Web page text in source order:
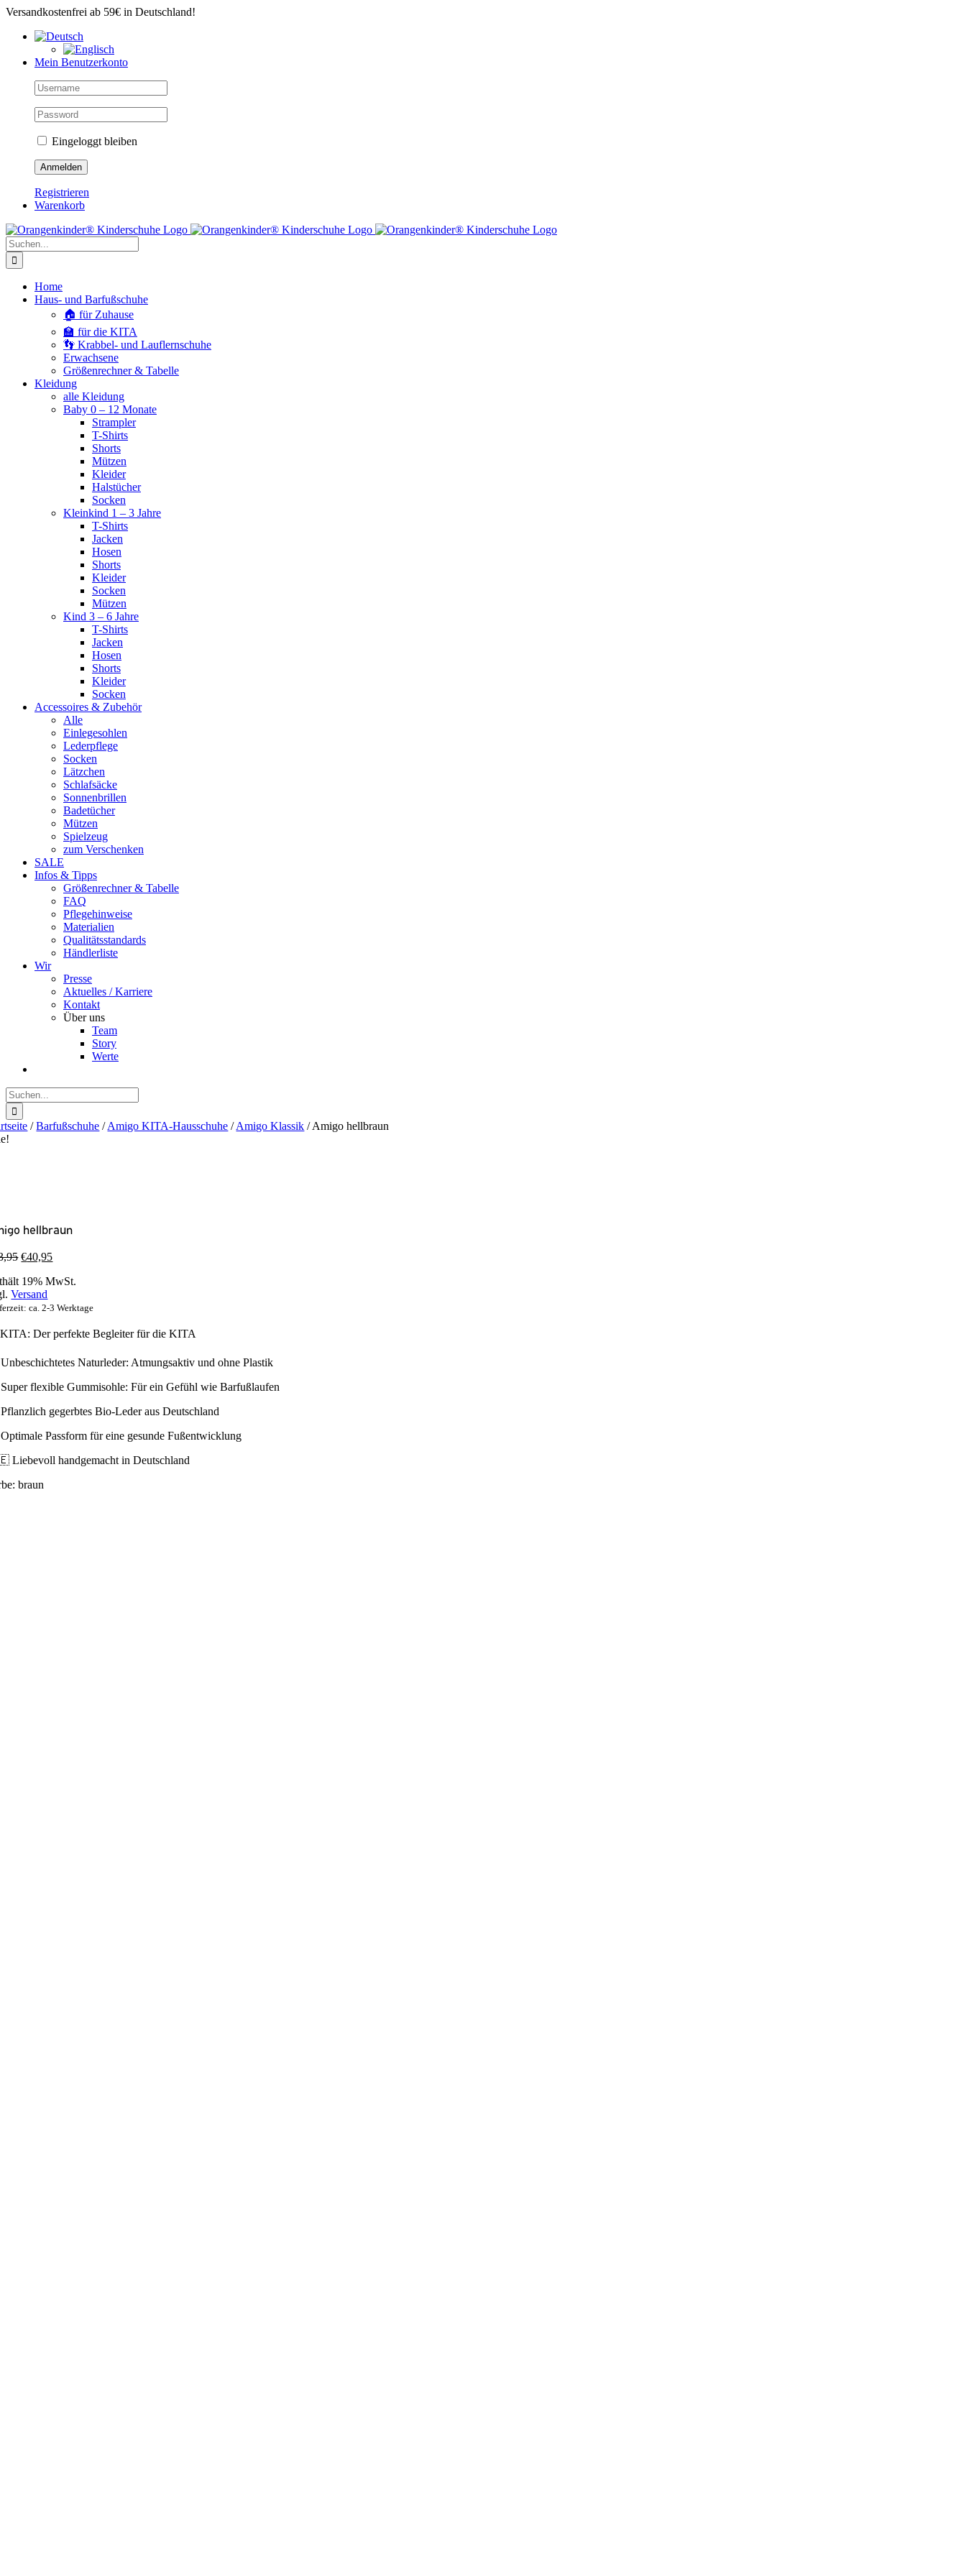
Zum
springen
Versandkostenfrei ab 59€ in Deutschland!
Mein Benutzerkonto
Eingeloggt bleiben
Registrieren
Warenkorb
Suche
nach:
Home
Haus- und Barfußschuhe
🏠 für Zuhause
🏫 für die KITA
👣 Krabbel- und Lauflernschuhe
Erwachsene
Größenrechner & Tabelle
Kleidung
alle Kleidung
Baby 0 – 12 Monate
Strampler
T-Shirts
Shorts
Mützen
Kleider
Halstücher
Socken
Kleinkind 1 – 3 Jahre
T-Shirts
Jacken
Hosen
Shorts
Kleider
Socken
Mützen
Kind 3 – 6 Jahre
T-Shirts
Jacken
Hosen
Shorts
Kleider
Socken
Accessoires & Zubehör
Alle
Einlegesohlen
Lederpflege
Socken
Lätzchen
Schlafsäcke
Sonnenbrillen
Badetücher
Mützen
Spielzeug
zum Verschenken
SALE
Infos & Tipps
Größenrechner & Tabelle
FAQ
Pflegehinweise
Materialien
Qualitätsstandards
Händlerliste
Wir
Presse
Aktuelles / Karriere
Kontakt
Über uns
Team
Story
Werte
Suche
nach:
/Barfußschuhe /Amigo KITA-Hausschuhe /Amigo Klassik /Amigo hellbraun
hellbraun
€40,95
19% MwSt.
Versand
ca. 2-3 Werktage
Der perfekte Begleiter für die KITA
Naturleder: Atmungsaktiv und ohne Plastik
flexible Gummisohle: Für ein Gefühl wie Barfußlaufen
gegerbtes Bio-Leder aus Deutschland
Passform für eine gesunde Fußentwicklung
handgemacht in Deutschland
braun